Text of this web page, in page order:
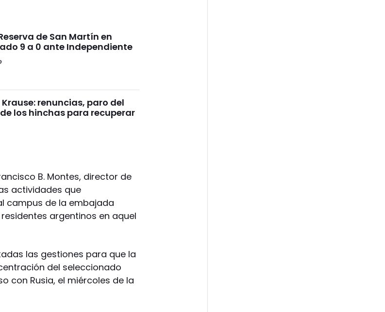
de San Martín en
9 a 0 ante Independiente
renuncias, paro del
los hinchas para recuperar
B. Montes, director de
actividades que
campus de la embajada
argentinos en aquel
las gestiones para que la
del seleccionado
con Rusia, el miércoles de la